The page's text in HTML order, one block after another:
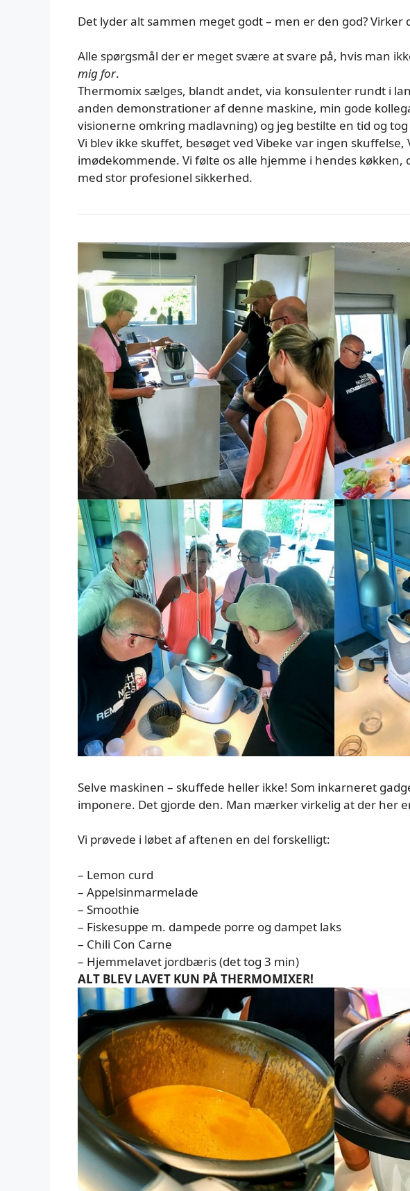
Det lyder alt sammen meget godt – men er den god? Virker
Alle spørgsmål der er meget svære at svare på, hvis man
mig for.
Thermomix sælges, blandt andet, via konsulenter rundt i
anden demonstrationer af denne maskine, min gode
visionerne omkring madlavning) og jeg bestilte en tid og
Vi blev ikke skuffet, besøget ved Vibeke var ingen skuffelse,
imødekommende. Vi følte os alle hjemme i hendes køkken,
med stor profesionel sikkerhed.
Selve maskinen – skuffede heller ikke! Som inkarneret
imponere. Det gjorde den. Man mærker virkelig at der her
Vi prøvede i løbet af aftenen en del forskelligt:
– Lemon curd
– Appelsinmarmelade
– Smoothie
– Fiskesuppe m. dampede porre og dampet laks
– Chili Con Carne
– Hjemmelavet jordbæris (det tog 3 min)
ALT BLEV LAVET KUN PÅ THERMOMIXER!